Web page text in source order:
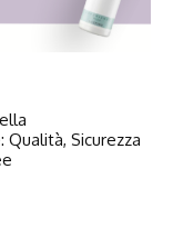
Sicurezza